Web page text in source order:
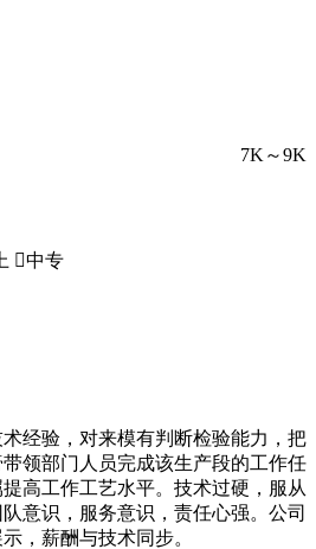
7K～9K
中专
经验，对来模有判断检验能力，把
领部门人员完成该生产段的工作任
高工作工艺水平。技术过硬，服从
意识，服务意识，责任心强。公司
，薪酬与技术同步。